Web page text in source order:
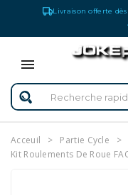
Livraison offerte
Acceuil Partie Cycle
Kit Roulements De Roue